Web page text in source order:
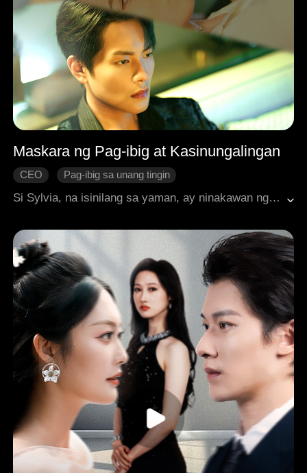
Maskara ng Pag-ibig at Kasinungalingan
CEO
Pag-ibig sa unang tingin
Makabagong Romansa
Si Sylvia, na isinilang sa yaman, ay ninakawan ng kanyang pagkakakilanlan at winasak ang kanyang buhay. Upang mabayaran ang mga gastusin sa paggamot ng kanyang ama, napilitan siyang maging kabit ni Chris. Dahil iniisip ni Chris na siya ay mapagsamantala, pinakitunguhan niya si Sylvia nang may paghamak at pahirap. Nang hindi na niya makayanan, nagpasya si Sylvia na tumakas. Matapos na halos ibigay sa ibang lalaki, nagkrus ang kanyang landas sa pamilya Dixon, na nagdulot sa unti-unting paglitaw ng kanyang tunay na pagkatao. Sa kanyang pagkawala, natutunan ni Chris na magmahal at naghahangad ng pagtubos. Bagaman unti-unting natutunaw ang pusong nagmistulang yelo ni Sylvia sa pagbabago ni Chris, kailangan pa rin nilang lampasan ang malaking balakid ng katayuan at mga nakaraang hindi pagkakaintindihan.